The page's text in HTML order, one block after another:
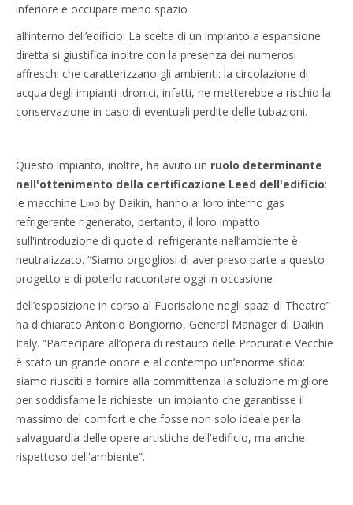
inferiore e occupare meno spazio
all’interno dell’edificio. La scelta di un impianto a espansione
diretta si giustifica inoltre con la presenza dei numerosi
affreschi che caratterizzano gli ambienti: la circolazione di
acqua degli impianti idronici, infatti, ne metterebbe a rischio la
conservazione in caso di eventuali perdite delle tubazioni.
Questo impianto, inoltre, ha avuto un ruolo determinante
nell'ottenimento della certificazione Leed dell'edificio:
le macchine L∞p by Daikin, hanno al loro interno gas
refrigerante rigenerato, pertanto, il loro impatto
sull'introduzione di quote di refrigerante nell’ambiente è
neutralizzato. “Siamo orgogliosi di aver preso parte a questo
progetto e di poterlo raccontare oggi in occasione
dell’esposizione in corso al Fuorisalone negli spazi di Theatro”
ha dichiarato Antonio Bongiorno, General Manager di Daikin
Italy. “Partecipare all’opera di restauro delle Procuratie Vecchie
è stato un grande onore e al contempo un’enorme sfida:
siamo riusciti a fornire alla committenza la soluzione migliore
per soddisfarne le richieste: un impianto che garantisse il
massimo del comfort e che fosse non solo ideale per la
salvaguardia delle opere artistiche dell'edificio, ma anche
rispettoso dell'ambiente”.